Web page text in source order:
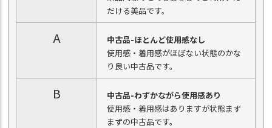
だける美品です。
A
中古品-ほとんど使用感なし
使用感・着用感がほぼない状態のかな
り良い中古品です。
B
中古品-わずかながら使用感あり
使用感・着用感はありますが状態まず
まずの中古品です。